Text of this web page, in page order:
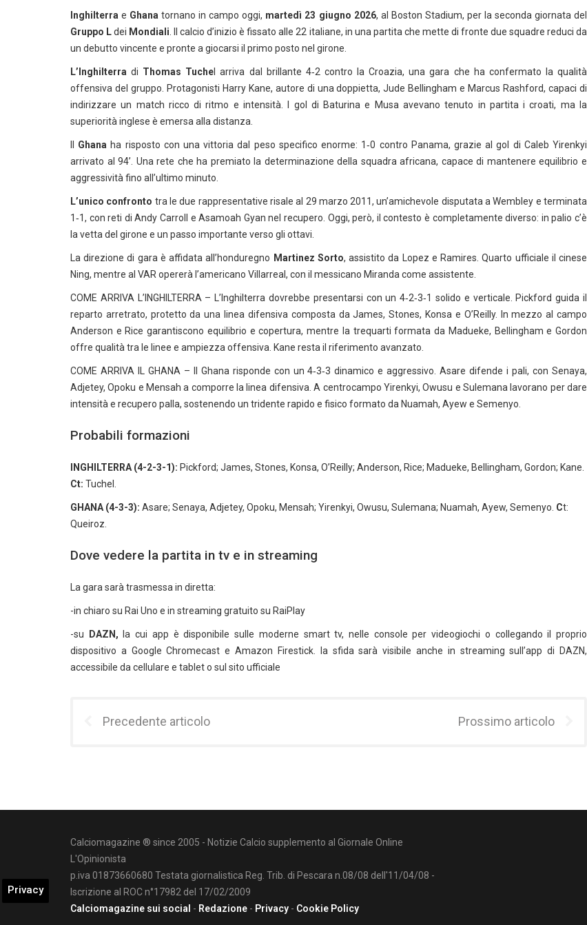
Inghilterra e Ghana tornano in campo oggi, martedì 23 giugno 2026, al Boston Stadium, per la seconda giornata del
Gruppo Ldei Mondiali . Il calcio d’inizio è fissato alle 22 italiane, in una partita che mette di fronte due squadre reduci da
un debutto vincente e pronte a giocarsi il primo posto nel girone.
L’Inghilterra di Thomas Tuche l arriva dal brillante 4‑2 contro la Croazia, una gara che ha confermato la qualità
offensiva del gruppo. Protagonisti Harry Kane, autore di una doppietta, Jude Bellingham e Marcus Rashford, capaci di
indirizzare un match ricco di ritmo e intensità. I gol di Baturina e Musa avevano tenuto in partita i croati, ma la
superiorità inglese è emersa alla distanza.
Ghana ha risposto con una vittoria dal peso specifico enorme: 1‑0 contro Panama, grazie al gol di Caleb Yirenkyi
arrivato al 94’. Una rete che ha premiato la determinazione della squadra africana, capace di mantenere equilibrio e
aggressività fino all’ultimo minuto.
L’unico confronto tra le due rappresentative risale al 29 marzo 2011, un’amichevole disputata a Wembley e terminata
1‑1, con reti di Andy Carroll e Asamoah Gyan nel recupero. Oggi, però, il contesto è completamente diverso: in palio c’è
la vetta del girone e un passo importante verso gli ottavi.
La direzione di gara è affidata all’honduregno Martinez Sorto, assistito da Lopez e Ramires. Quarto ufficiale il cinese
Ning, mentre al VAR opererà l’americano Villarreal, con il messicano Miranda come assistente.
COME ARRIVA L’INGHILTERRA – L’Inghilterra dovrebbe presentarsi con un 4‑2‑3‑1 solido e verticale. Pickford guida il
reparto arretrato, protetto da una linea difensiva composta da James, Stones, Konsa e O’Reilly. In mezzo al campo
Anderson e Rice garantiscono equilibrio e copertura, mentre la trequarti formata da Madueke, Bellingham e Gordon
offre qualità tra le linee e ampiezza offensiva. Kane resta il riferimento avanzato.
COME ARRIVA IL GHANA – Il Ghana risponde con un 4‑3‑3 dinamico e aggressivo. Asare difende i pali, con Senaya,
Adjetey, Opoku e Mensah a comporre la linea difensiva. A centrocampo Yirenkyi, Owusu e Sulemana lavorano per dare
intensità e recupero palla, sostenendo un tridente rapido e fisico formato da Nuamah, Ayew e Semenyo.
Probabili formazioni
INGHILTERRA (4-2-3-1): Pickford; James, Stones, Konsa, O’Reilly; Anderson, Rice; Madueke, Bellingham, Gordon; Kane.
Ct: Tuchel.
GHANA (4-3-3): Asare; Senaya, Adjetey, Opoku, Mensah; Yirenkyi, Owusu, Sulemana; Nuamah, Ayew, Semenyo. Ct:
Queiroz.
Dove vedere la partita in tv e in streaming
La gara sarà trasmessa in diretta:
-in chiaro su Rai Uno e in streaming gratuito su RaiPlay
-su DAZN, la cui app è disponibile sulle moderne smart tv, nelle console per videogiochi o collegando il proprio
dispositivo a Google Chromecast e Amazon Firestick. la sfida sarà visibile anche in streaming sull’app di DAZN,
accessibile da cellulare e tablet o sul sito ufficiale
Precedente articolo Prossimo articolo
Calciomagazine ® since 2005 - Notizie Calcio supplemento al Giornale Online
L'Opinionista
p.iva 01873660680 Testata giornalistica Reg. Trib. di Pescara n.08/08 dell'11/04/08 -
Iscrizione al ROC n°17982 del 17/02/2009
Calciomagazine sui social - Redazione - Privacy - Cookie Policy
Privacy